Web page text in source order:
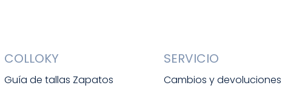
COLLOKY
Guía de tallas Zapatos
SERVICIO
Cambios y devoluciones